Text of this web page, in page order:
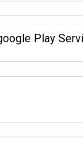
Play